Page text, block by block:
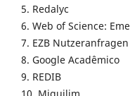
5. Redalyc
6. Web of Science:
7. EZB Nutzeranfragen
8. Google Acadêmico
9. REDIB